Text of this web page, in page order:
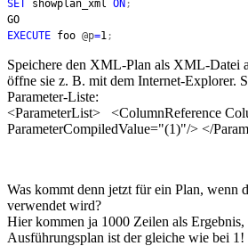
SET showplan_xml ON ;
GO
EXECUTE foo @p=1 ;
Speichere den XML-Plan als XML-Datei
öffne sie z. B. mit dem Internet-Explorer.
Parameter-Liste:
<ParameterList> <ColumnReference
ParameterCompiledValue="(1)"/> </
Was kommt denn jetzt für ein Plan, wenn
verwendet wird?
Hier kommen ja 1000 Zeilen als Ergebnis,
Ausführungsplan ist der gleiche wie bei 1!